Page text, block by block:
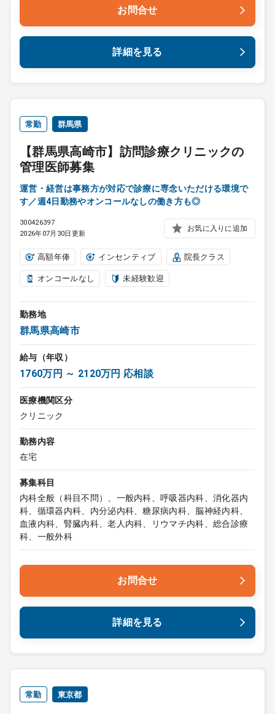
お問合せ
詳細を見る
常勤 群馬県
【群馬県高崎市】訪問診療クリニックの
管理医師募集
運営・経営は事務方が対応で診療に専念いただける環境で
す／週4日勤務やオンコールなしの働き方も◎
300426397
2026年07月30日更新
お気に入りに追加
高額年俸 インセンティブ 院長クラス
オンコールなし 未経験歓迎
勤務地
群馬県高崎市
給与（年収）
1760万円 ～ 2120万円 応相談
医療機関区分
クリニック
勤務内容
在宅
募集科目
内科全般（科目不問）、一般内科、呼吸器内科、消化器内
科、循環器内科、内分泌内科、糖尿病内科、脳神経内科、
血液内科、腎臓内科、老人内科、リウマチ内科、総合診療
科、一般外科
お問合せ
詳細を見る
常勤 東京都